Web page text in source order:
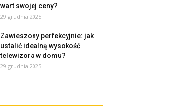
wart swojej ceny?
29 grudnia 2025
Zawieszony perfekcyjnie: jak
ustalić idealną wysokość
telewizora w domu?
29 grudnia 2025